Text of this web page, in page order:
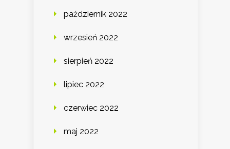
październik 2022
wrzesień 2022
sierpień 2022
lipiec 2022
czerwiec 2022
maj 2022